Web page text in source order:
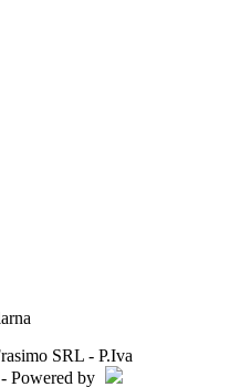
SRL - P.Iva
Powered by